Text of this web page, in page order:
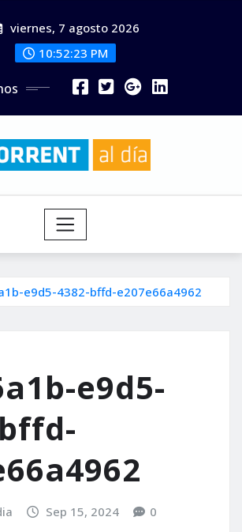
viernes, 7 agosto 2026
10:52:25 PM
e9d5-4382-bffd-e207e66a4962
e9d5-
Sep 15, 2024 0